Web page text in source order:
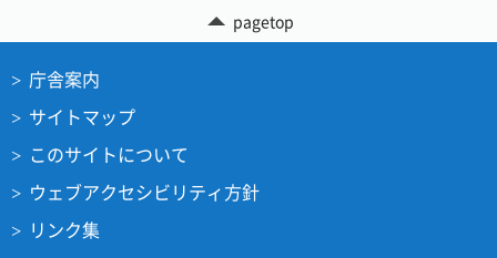
pagetop
庁舎案内
サイトマップ
このサイトについて
ウェブアクセシビリティ方針
リンク集